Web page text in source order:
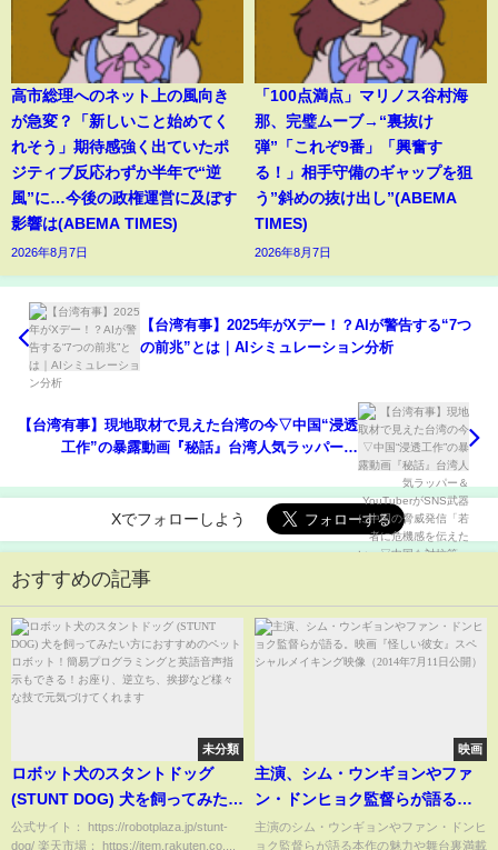
高市総理へのネット上の風向き
が急変？「新しいこと始めてく
れそう」期待感強く出ていたポ
ジティブ反応わずか半年で“逆
風”に…今後の政権運営に及ぼす
影響は(ABEMA TIMES)
2026年8月7日
「100点満点」マリノス谷村海
那、完璧ムーブ→“裏抜け
弾”「これぞ9番」「興奮す
る！」相手守備のギャップを狙
う”斜めの抜け出し”(ABEMA
TIMES)
2026年8月7日
【台湾有事】2025年がXデー！？AIが警告する“7つ
の前兆”とは｜AIシミュレーション分析
【台湾有事】現地取材で見えた台湾の今▽中国“浸透
工作”の暴露動画『秘話』台湾人気ラッパー＆
機感を伝えたい」▽中国も対抗策…通報を呼びかけ
3000件
Xでフォローしよう
おすすめの記事
未分類
ロボット犬のスタントドッグ
(STUNT DOG) 犬を飼ってみたい
方におすすめのペットロボッ
公式サイト： https://robotplaza.jp/stunt-
dog/ 楽天市場： https://item.rakuten.co....
映画
主演、シム・ウンギョンやファ
ン・ドンヒョク監督らが語る。
映画『怪しい彼女』スペシャル
主演のシム・ウンギョンやファン・ドンヒ
ョク監督らが語る本作の魅力や舞台裏満載